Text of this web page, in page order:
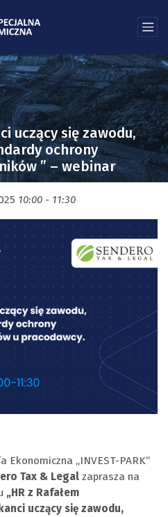
uczący się zawodu,
ochrony
” – webinar
10:00 - 11:30
„INVEST-PARK”
Tax & Legal zaprasza na
„HR z Rafałem
uczący się zawodu,